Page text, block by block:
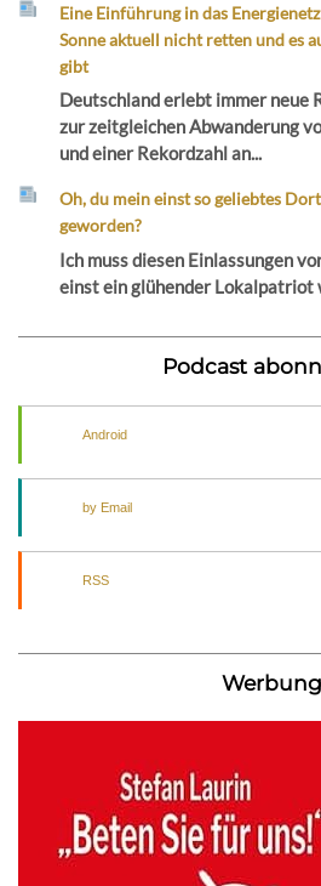
Eine Einführung in das
Sonne aktuell nicht retten und es
gibt
Deutschland erlebt immer neue
zur zeitgleichen Abwanderung
und einer Rekordzahl an...
Oh, du mein einst so geliebtes
geworden?
Ich muss diesen Einlassungen
einst ein glühender Lokalpatriot
Podcast
Android
by Email
RSS
Werbung